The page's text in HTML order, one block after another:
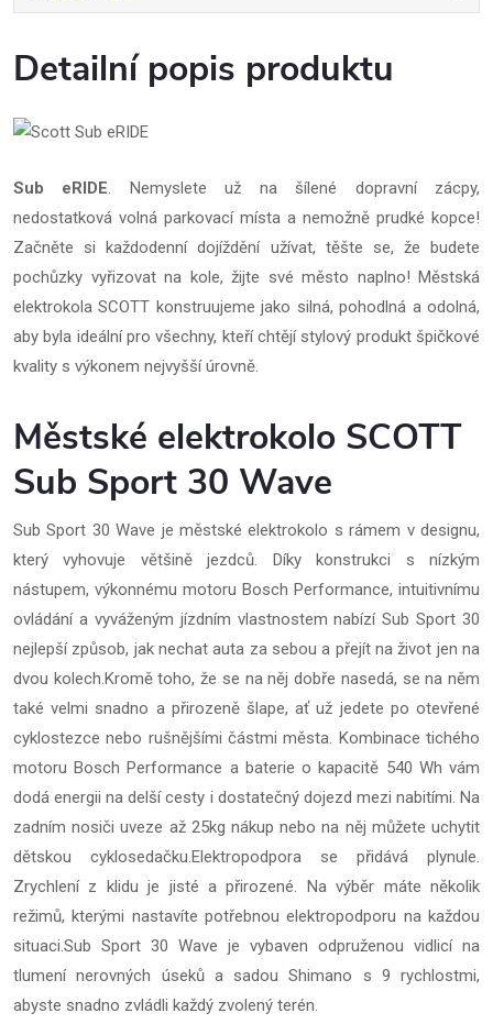
Detailní popis produktu
Sub eRIDE. Nemyslete už na šílené dopravní zácpy,
nedostatková volná parkovací místa a nemožně prudké kopce!
Začněte si každodenní dojíždění užívat, těšte se, že budete
pochůzky vyřizovat na kole, žijte své město naplno! Městská
elektrokola SCOTT konstruujeme jako silná, pohodlná a odolná,
aby byla ideální pro všechny, kteří chtějí stylový produkt špičkové
kvality s výkonem nejvyšší úrovně.
Městské elektrokolo SCOTT
Sub Sport 30 Wave
Sub Sport 30 Wave je městské elektrokolo s rámem v designu,
který vyhovuje většině jezdců. Díky konstrukci s nízkým
nástupem, výkonnému motoru Bosch Performance, intuitivnímu
ovládání a vyváženým jízdním vlastnostem nabízí Sub Sport 30
nejlepší způsob, jak nechat auta za sebou a přejít na život jen na
dvou kolech.Kromě toho, že se na něj dobře nasedá, se na něm
také velmi snadno a přirozeně šlape, ať už jedete po otevřené
cyklostezce nebo rušnějšími částmi města. Kombinace tichého
motoru Bosch Performance a baterie o kapacitě 540 Wh vám
dodá energii na delší cesty i dostatečný dojezd mezi nabitími. Na
zadním nosiči uveze až 25kg nákup nebo na něj můžete uchytit
dětskou cyklosedačku.Elektropodpora se přidává plynule.
Zrychlení z klidu je jisté a přirozené. Na výběr máte několik
režimů, kterými nastavíte potřebnou elektropodporu na každou
situaci.Sub Sport 30 Wave je vybaven odpruženou vidlicí na
tlumení nerovných úseků a sadou Shimano s 9 rychlostmi,
abyste snadno zvládli každý zvolený terén.